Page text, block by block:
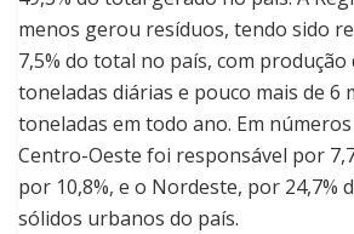
menos gerou resíduos, tendo sido
7,5% do total no país, com produção
toneladas diárias e pouco mais de 6
toneladas em todo ano. Em
Centro-Oeste foi responsável por
por 10,8%, e o Nordeste, por 24,7%
sólidos urbanos do país.